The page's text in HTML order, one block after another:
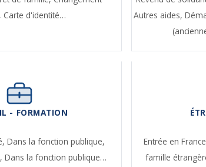
Carte d'identité…
Autres aides,
- FORMATION
Dans la fonction publique,
Dans la fonction publique…
Entrée en
famille